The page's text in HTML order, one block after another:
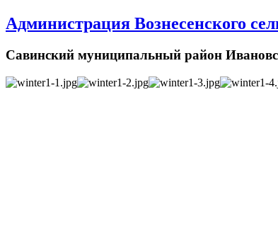
Администрация Вознесенского
Савинский муниципальный район